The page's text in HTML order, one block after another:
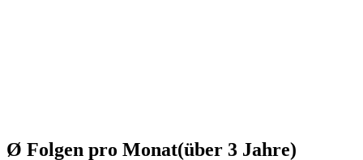
Ø Folgen pro Monat(über 3 Jahre)